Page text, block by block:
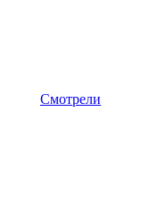
Смотрели